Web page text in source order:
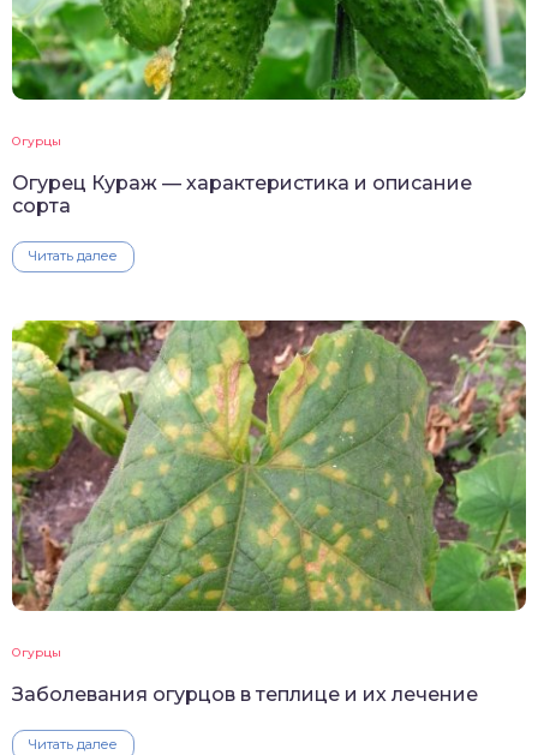
Огурцы
Огурец Кураж — характеристика и описание
сорта
Читать далее
Огурцы
Заболевания огурцов в теплице и их лечение
Читать далее